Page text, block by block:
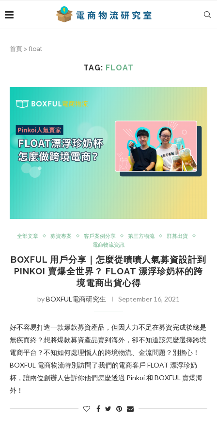
首頁 > float
TAG: FLOAT
全部文章 募資專案 客戶案例分享 第三方物流
群募出貨
電商物流資訊
BOXFUL 用戶分享｜怎麼從嘖嘖人氣募資設計到
PINKOI 賣爆全世界？ FLOAT 漂浮珍奶杯的跨
境電商出貨心得
byBOXFUL電商研究生 September 16, 2021
好不容易打造一款爆款募資產品，但因人力不足在募資完成後總是
無疾而終？想將爆款募資產品賣到海外，卻不知道該怎麼選擇跨境
電商平台？不知如何處理惱人的跨境物流、金流問題？別擔心！
BOXFUL 電商物流特別訪問了我們的電商客戶 FLOAT 漂浮珍奶
杯，讓兩位創辦人告訴你他們怎麼透過 Pinkoi 和 BOXFUL 賣爆海
外！